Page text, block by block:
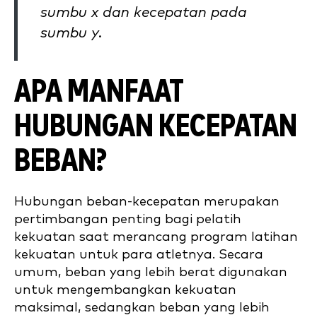
sumbu x dan kecepatan pada
sumbu y.
APA MANFAAT
HUBUNGAN KECEPATAN
BEBAN?
Hubungan beban-kecepatan merupakan
pertimbangan penting bagi pelatih
kekuatan saat merancang program latihan
kekuatan untuk para atletnya. Secara
umum, beban yang lebih berat digunakan
untuk mengembangkan kekuatan
maksimal, sedangkan beban yang lebih